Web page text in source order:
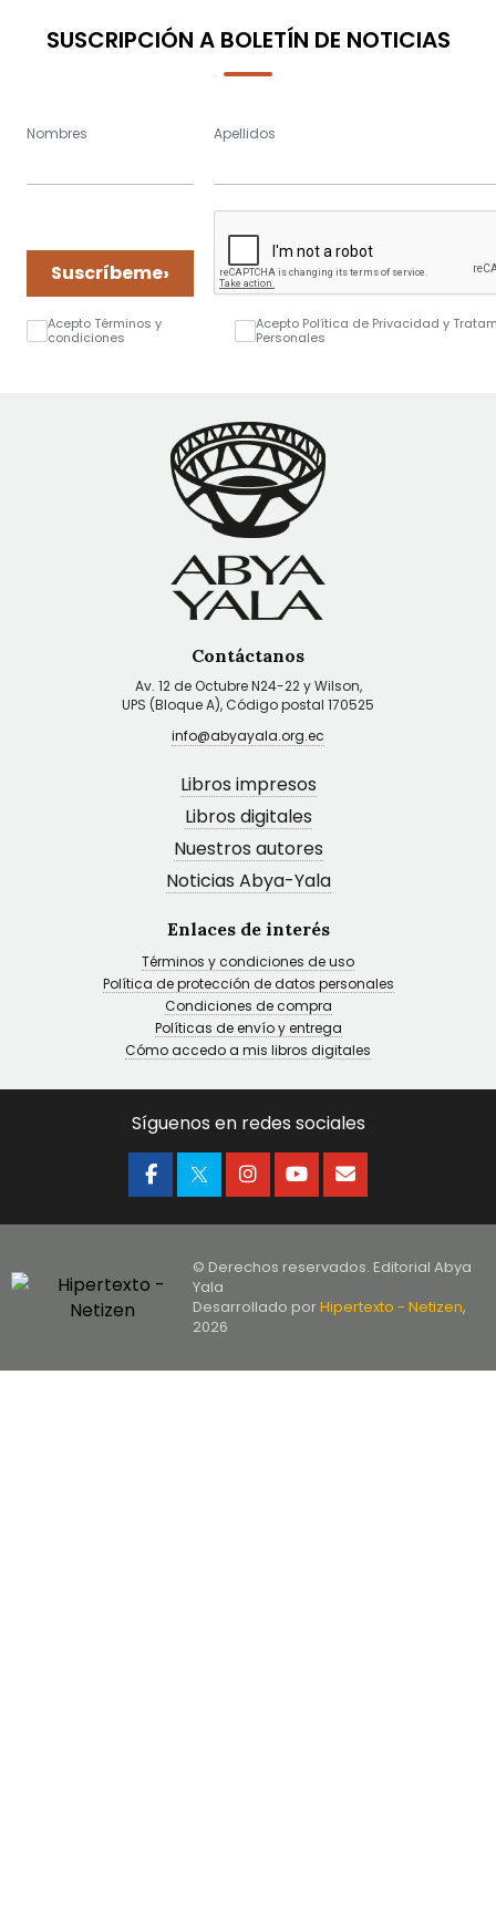
SUSCRIPCIÓN A BOLETÍN DE NOTICIAS
Nombres Apellidos
Suscríbeme›
Acepto Términos y
condiciones
Acepto Política de Privacidad y
Personales
Contáctanos
Av. 12 de Octubre N24-22 y Wilson,
UPS (Bloque A), Código postal 170525
info@abyayala.org.ec
Libros impresos
Libros digitales
Nuestros autores
Noticias Abya-Yala
Enlaces de interés
Términos y condiciones de uso
Política de protección de datos personales
Condiciones de compra
Políticas de envío y entrega
Cómo accedo a mis libros digitales
Síguenos en redes sociales
© Derechos reservados. Editorial Abya
Yala
Desarrollado porHipertexto - Netizen,
2026